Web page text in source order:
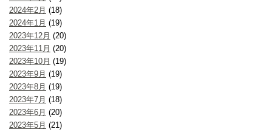
2024年2月 (18)
2024年1月 (19)
2023年12月 (20)
2023年11月 (20)
2023年10月 (19)
2023年9月 (19)
2023年8月 (19)
2023年7月 (18)
2023年6月 (20)
2023年5月 (21)